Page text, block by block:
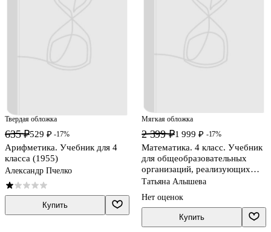
Твердая обложка
635 ₽529 ₽ -17%
Арифметика. Учебник для 4
класса (1955)
Александр Пчелко
Купить
Мягкая обложка
2 399 ₽1 999 ₽ -17%
Математика. 4 класс. Учебник
для общеобразовательных
организаций, реализующих
адаптированные основные
программы. В двух частях.
Татьяна Алышева
Нет оценок
Купить